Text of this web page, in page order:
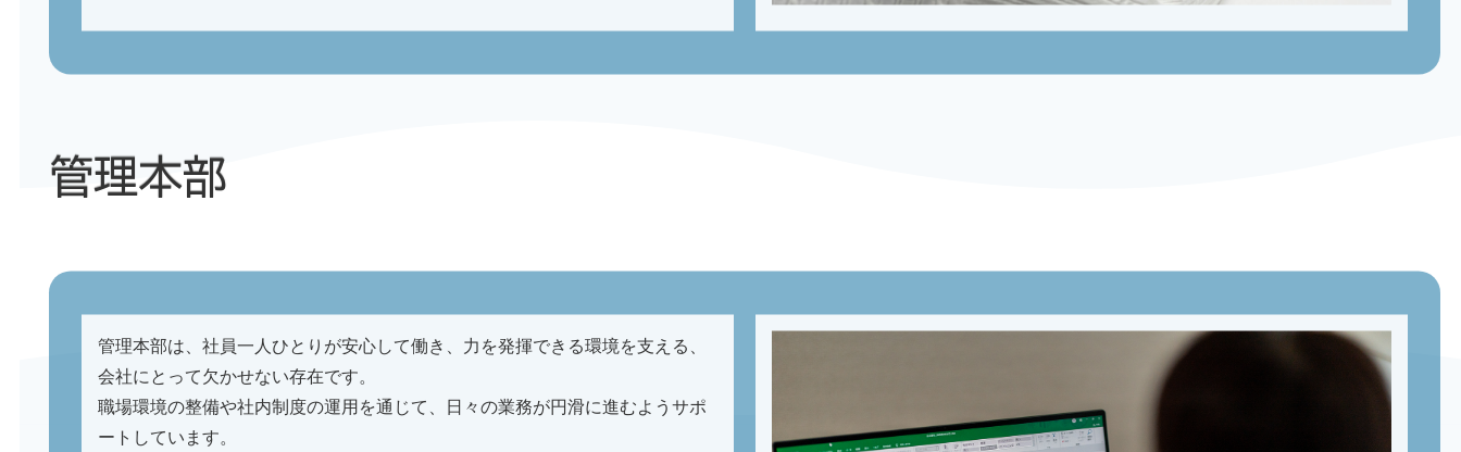
管理本部
管理本部は、社員一人ひとりが安心して働き、力を発揮できる環境を支える、
会社にとって欠かせない存在です。
職場環境の整備や社内制度の運用を通じて、日々の業務が円滑に進むようサポ
ートしています。